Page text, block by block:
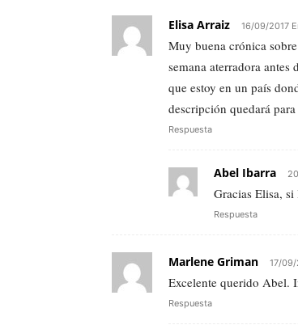
Elisa Arraiz 16/09/2017
Muy buena crónica
semana aterradora
que estoy en un país
descripción quedará
Respuesta
Abel Ibarra
Gracias Elisa,
Respuesta
Marlene Griman 17/09/
Excelente querido Abel.
Respuesta